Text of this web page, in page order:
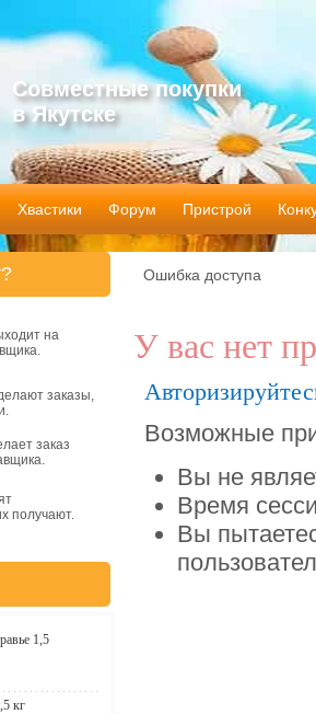
Совместные покупки
в Якутске
Хвастики Форум Пристрой
Ошибка доступа
У вас нет
Возможные
Вы не
Время
Вы
на
заказы,
заказ
получают.
1,5
кг